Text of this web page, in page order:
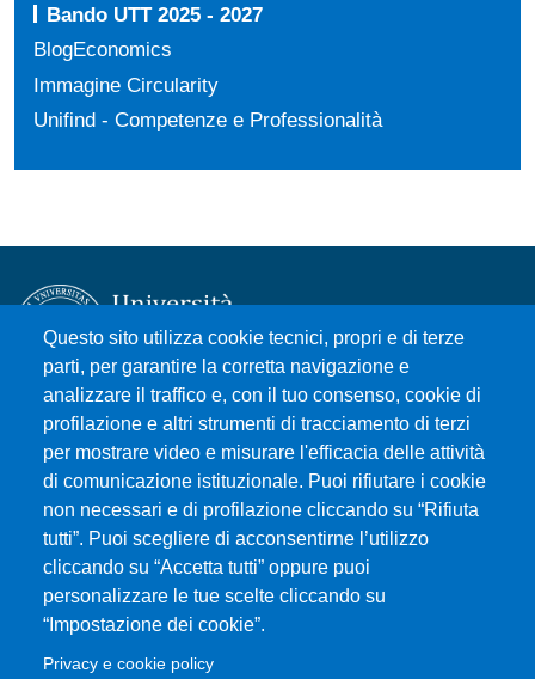
Bando UTT 2025 - 2027
BlogEconomics
Immagine Circularity
Unifind - Competenze e Professionalità
Questo sito utilizza cookie tecnici, propri e di terze
parti, per garantire la corretta navigazione e
analizzare il traffico e, con il tuo consenso, cookie di
profilazione e altri strumenti di tracciamento di terzi
per mostrare video e misurare l'efficacia delle attività
di comunicazione istituzionale. Puoi rifiutare i cookie
non necessari e di profilazione cliccando su “Rifiuta
tutti”. Puoi scegliere di acconsentirne l’utilizzo
cliccando su “Accetta tutti” oppure puoi
personalizzare le tue scelte cliccando su
“Impostazione dei cookie”.
Privacy e cookie policy
Università degli Studi di Messina
Piazza Pugliatti, 1 - 98122 Messina
Cod. Fiscale 80004070837
P.IVA 00724160833
Centralino: 090 676 1
MENÙ SOCIAL
MENÙ FOOTER 1
Accessibility statement